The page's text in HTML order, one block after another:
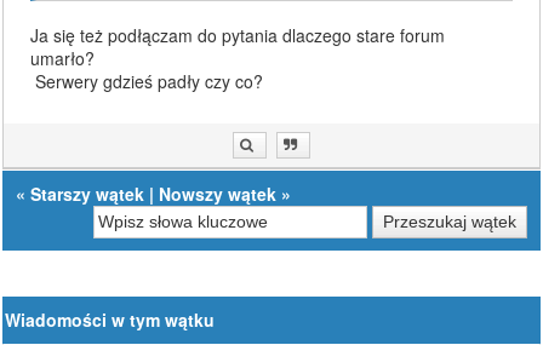
Ja się też podłączam do pytania dlaczego stare forum
umarło?
Serwery gdzieś padły czy co?
«Starszy wątek | Nowszy wątek »
Wiadomości w tym wątku